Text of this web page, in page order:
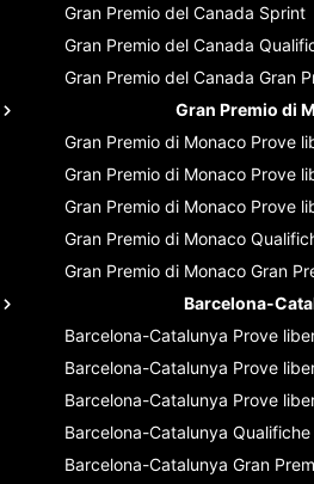
Gran Premio del Canada Sprint
Gran Premio del Canada
Gran Premio del Canada Gran
Gran Premio di
Gran Premio di Monaco Prove
Gran Premio di Monaco Prove
Gran Premio di Monaco Prove
Gran Premio di Monaco
Gran Premio di Monaco Gran
Barcelona-
Barcelona-Catalunya Prove
Barcelona-Catalunya Prove
Barcelona-Catalunya Prove
Barcelona-Catalunya Qualifiche
Barcelona-Catalunya Gran